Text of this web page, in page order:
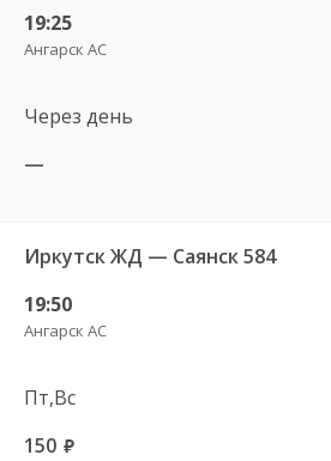
19:25
Ангарск АС
Через день
—
Иркутск ЖД — Саянск 584
19:50
Ангарск АС
Пт,Вс
150 руб.